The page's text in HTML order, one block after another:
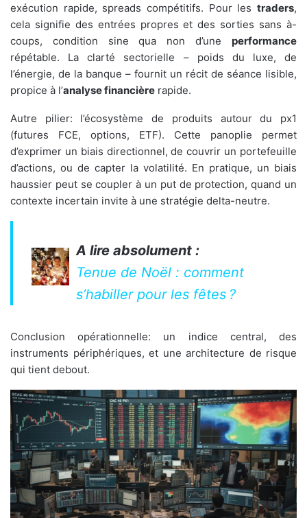
exécution rapide, spreads compétitifs. Pour les traders,
cela signifie des entrées propres et des sorties sans à-
coups, condition sine qua non d’une performance
répétable. La clarté sectorielle – poids du luxe, de
l’énergie, de la banque – fournit un récit de séance lisible,
propice à l’analyse financière rapide.
Autre pilier: l’écosystème de produits autour du px1
(futures FCE, options, ETF). Cette panoplie permet
d’exprimer un biais directionnel, de couvrir un portefeuille
d’actions, ou de capter la volatilité. En pratique, un biais
haussier peut se coupler à un put de protection, quand un
contexte incertain invite à une stratégie delta-neutre.
A lire absolument :
Tenue de Noël : comment
s’habiller pour les fêtes ?
Conclusion opérationnelle: un indice central, des
instruments périphériques, et une architecture de risque
qui tient debout.